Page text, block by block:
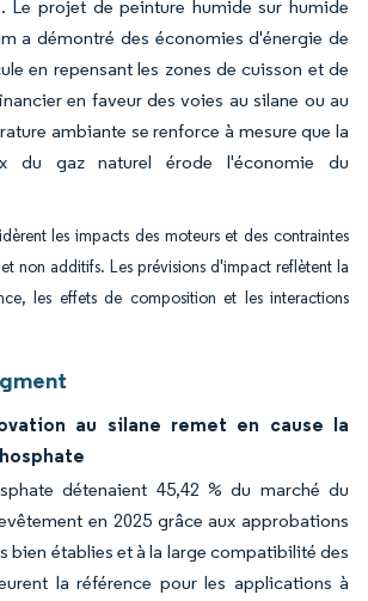
Le projet de peinture humide sur humide
a démontré des économies d'énergie de
en repensant les zones de cuisson et de
en faveur des voies au silane ou au
ambiante se renforce à mesure que la
du gaz naturel érode l'économie du
les impacts des moteurs et des contraintes
non additifs. Les prévisions d'impact reflètent la
les effets de composition et les interactions
au silane remet en cause la
détenaient 45,42 % du marché du
en 2025 grâce aux approbations
bien établies et à la large compatibilité des
la référence pour les applications à